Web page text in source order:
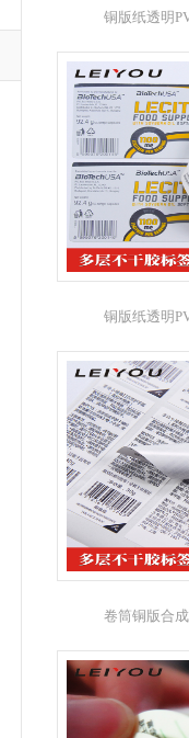
铜版纸透明
铜版纸透明
卷筒铜版合